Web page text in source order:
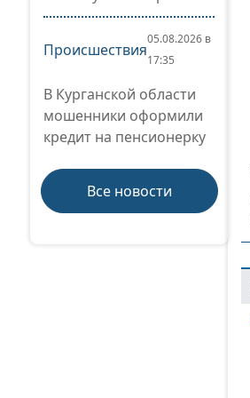
Происшествия
05.08.2026 в
17:35
В Курганской области
мошенники оформили
кредит на пенсионерку
Все новости